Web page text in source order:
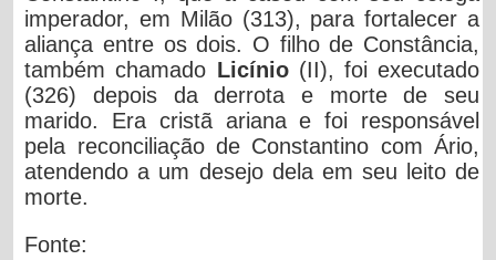
imperador, em Milão (313), para fortalecer a
aliança entre os dois. O filho de Constância,
também chamado Licínio (II), foi executado
(326) depois da derrota e morte de seu
marido. Era cristã ariana e foi responsável
pela reconciliação de Constantino com Ário,
atendendo a um desejo dela em seu leito de
morte.
Fonte: